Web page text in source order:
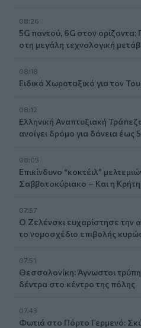
08:26
5G παντού, 6G στον ορίζοντα:
στη μεγάλη τεχνολογική
08:18
Ειδικό Χωροταξικό για τον
08:12
Ελληνική Αναπτυξιακή
ανοίγει δρόμο για δάνεια έως
08:05
Επικίνδυνο “κοκτέιλ”
Σαββατοκύριακο – Και η
07:57
Ο Ζελένσκι ευχαρίστησε την
το νομοσχέδιο επιβολής
07:51
Θεσσαλονίκη: Άγνωστοι
δέντρα στο κέντρο της πόλης
07:43
Φωτιά στο Πόρτο Γερμενό: